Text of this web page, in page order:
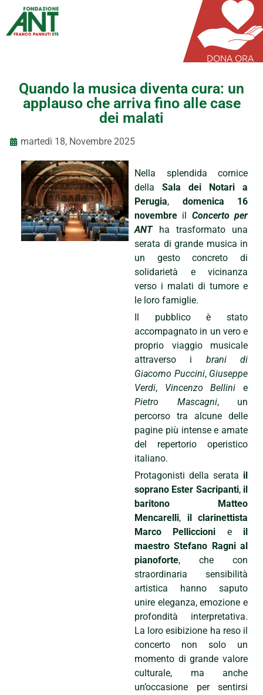
DONA ORA
Quando la musica diventa cura: un
applauso che arriva fino alle case
dei malati
martedì 18, Novembre 2025
Nella splendida cornice
dellaSala dei Notari a
Perugia, domenica 16
novembre il Concerto per
ANTha trasformato una
serata di grande musica in
un gesto concreto di
solidarietà e vicinanza
verso i malati di tumore e
le loro famiglie.
Il pubblico è stato
accompagnato in un vero e
proprio viaggio musicale
attraverso i brani di
Giacomo Puccini, Giuseppe
Verdi, Vincenzo Bellini e
Pietro Mascagni, un
percorso tra alcune delle
pagine più intense e amate
del repertorio operistico
italiano.
Protagonisti della serata il
soprano Ester Sacripanti,il
baritono Matteo
Mencarelli, il clarinettista
Marco Pelliccioni eil
maestro Stefano Ragni al
pianoforte, che con
straordinaria sensibilità
artistica hanno saputo
unire eleganza, emozione e
profondità interpretativa.
La loro esibizione ha reso il
concerto non solo un
momento di grande valore
culturale, ma anche
un’occasione per sentirsi